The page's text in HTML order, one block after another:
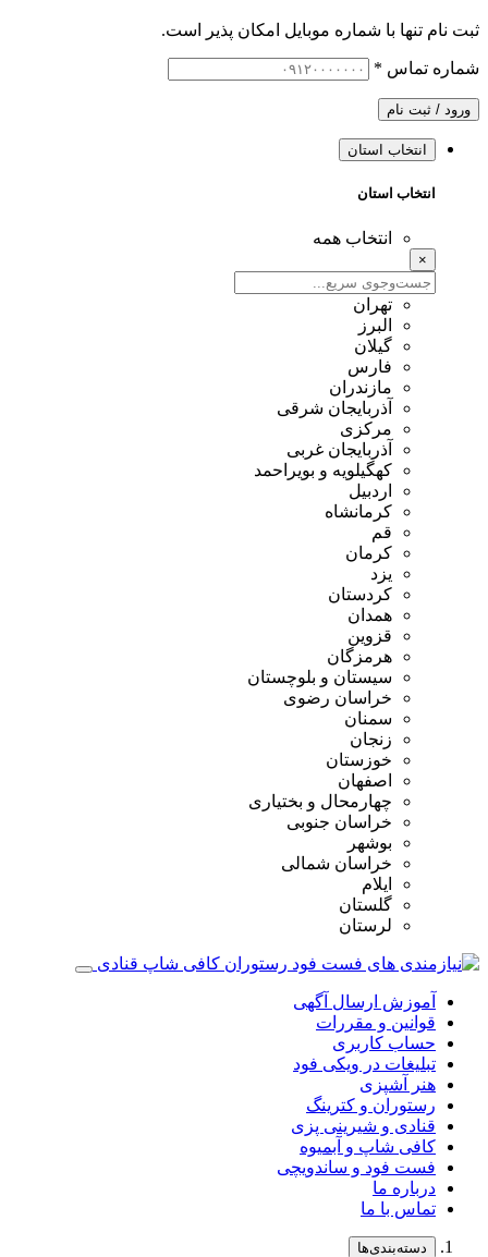
ثبت نام تنها با شماره موبایل امکان پذیر است.
شماره تماس *
ورود / ثبت نام
انتخاب استان
انتخاب استان
انتخاب همه
×
تهران
البرز
گیلان
فارس
مازندران
آذربایجان شرقی
مرکزی
آذربایجان غربی
کهگیلویه و بویراحمد
اردبیل
کرمانشاه
قم
کرمان
یزد
کردستان
همدان
قزوین
هرمزگان
سیستان و بلوچستان
خراسان رضوی
سمنان
زنجان
خوزستان
اصفهان
چهارمحال و بختیاری
خراسان جنوبی
بوشهر
خراسان شمالی
ایلام
گلستان
لرستان
آموزش ارسال آگهی
قوانین و مقررات
حساب کاربری
تبلیغات در ویکی فود
هنر آشپزی
رستوران و کترینگ
قنادی و شیرینی پزی
کافی شاپ و آبمیوه
فست فود و ساندویچی
درباره ما
تماس با ما
دسته‌بندی‌ها